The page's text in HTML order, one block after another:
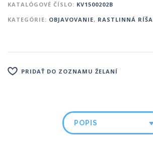
KATALÓGOVÉ ČÍSLO: KV1500202B
KATEGÓRIE: OBJAVOVANIE, RASTLINNÁ RÍŠA
PRIDAŤ DO ZOZNAMU ŽELANÍ
POPIS